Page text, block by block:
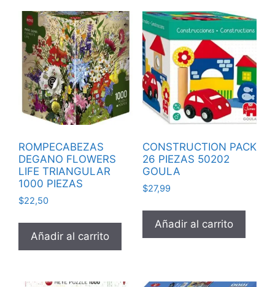
ROMPECABEZAS
DEGANO FLOWERS
LIFE TRIANGULAR
1000 PIEZAS
$22,50
Añadir al carrito
CONSTRUCTION PACK
26 PIEZAS 50202
GOULA
$27,99
Añadir al carrito